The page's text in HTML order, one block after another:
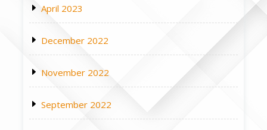
April 2023
December 2022
November 2022
September 2022